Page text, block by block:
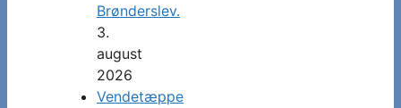
Brønderslev.
3.
august
2026
Vendetæppe